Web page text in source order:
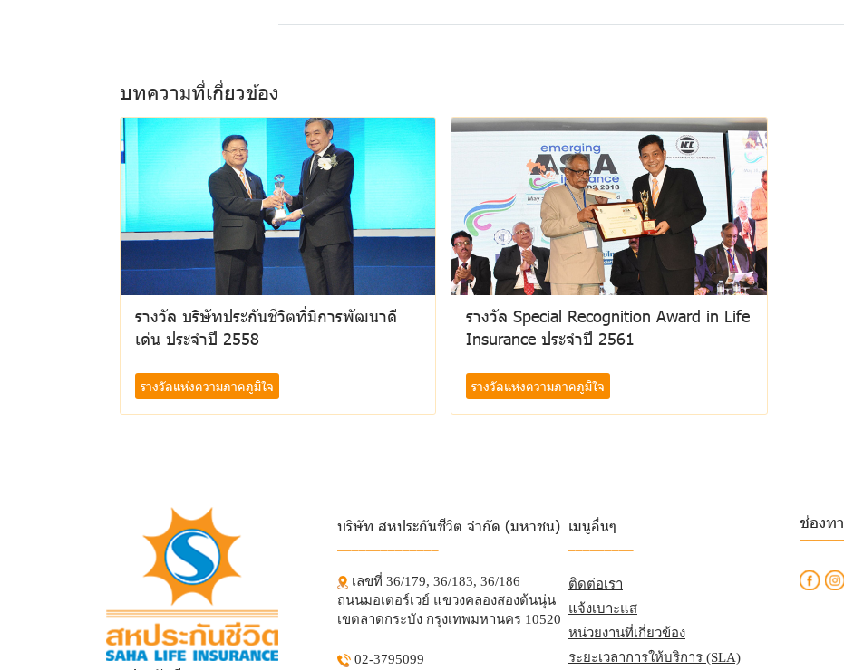
บทความที่เกี่ยวข้อง
รางวัล บริษัทประกันชีวิตที่มีการพัฒนาดี
เด่น ประจำปี 2558
รางวัลแห่งความภาคภูมิใจ
รางวัล Special Recognition Award in Life
Insurance ประจำปี 2561
รางวัลแห่งความภาคภูมิใจ
บริษัท สหประกันชีวิต จำกัด (มหาชน)
เลขที่ 36/179, 36/183, 36/186
ถนนมอเตอร์เวย์ แขวงคลองสองต้นนุ่น
เขตลาดกระบัง กรุงเทพมหานคร 10520
02-3795099
เมนูอื่นๆ
ติดต่อเรา
แจ้งเบาะแส
หน่วยงานที่เกี่ยวข้อง
ระยะเวลาการให้บริการ (SLA)
ช่องท